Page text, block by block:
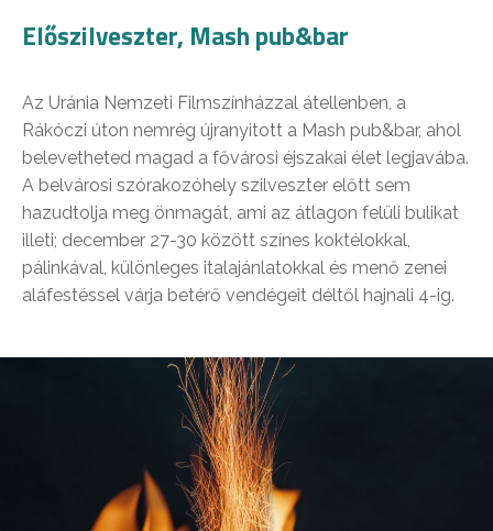
Előszilveszter, Mash pub&bar
Az Uránia Nemzeti Filmszínházzal átellenben, a
Rákóczi úton nemrég újranyitott a Mash pub&bar, ahol
belevetheted magad a fővárosi éjszakai élet legjavába.
A belvárosi szórakozóhely szilveszter előtt sem
hazudtolja meg önmagát, ami az átlagon felüli bulikat
illeti; december 27-30 között színes koktélokkal,
pálinkával, különleges italajánlatokkal és menő zenei
aláfestéssel várja betérő vendégeit déltől hajnali 4-ig.